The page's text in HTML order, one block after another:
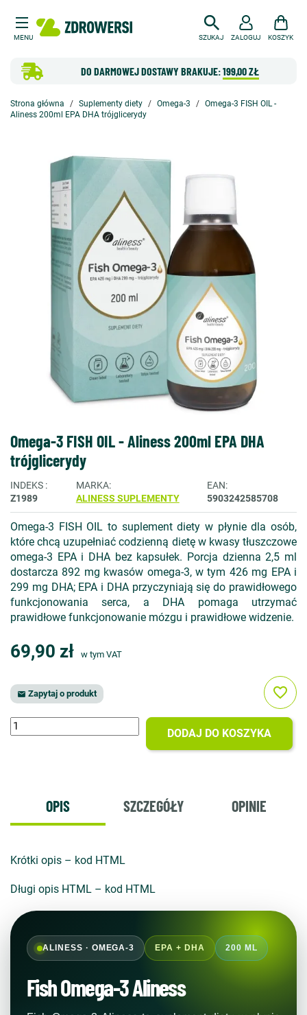
MENU SZUKAJ
DO DARMOWEJ DOSTAWY BRAKUJE:199,00 ZŁ
ZALOGUJ KOSZYK
Strona główna Suplementy diety Omega-3
Omega-3 FISH OIL -
Aliness 200ml EPA DHA trójglicerydy
Omega-3 FISH OIL - Aliness 200ml EPA DHA
trójglicerydy
INDEKS
Z1989
MARKA
ALINESS SUPLEMENTY
EAN
5903242585708
Omega-3 FISH OIL to suplement diety w płynie dla osób,
które chcą uzupełniać codzienną dietę w kwasy tłuszczowe
omega-3 EPA i DHA bez kapsułek. Porcja dzienna 2,5 ml
dostarcza 892 mg kwasów omega-3, w tym 426 mg EPA i
299 mg DHA; EPA i DHA przyczyniają się do prawidłowego
funkcjonowania serca, a DHA pomaga utrzymać
prawidłowe funkcjonowanie mózgu i prawidłowe widzenie.
69,90 zł w tym VAT
 Zapytaj o produkt
DODAJ DO KOSZYKA
favorite_border
OPIS SZCZEGÓŁY OPINIE
Krótki opis – kod HTML
Długi opis HTML – kod HTML
ALINESS · OMEGA-3 EPA + DHA 200 ML
Fish Omega-3 Aliness